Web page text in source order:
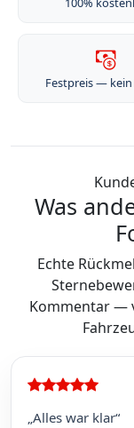
Festpreis —
Was
Echte
Kommentar —
„Alles war klar“